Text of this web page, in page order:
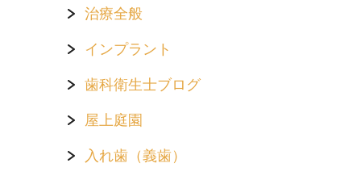
治療全般
インプラント
歯科衛生士ブログ
屋上庭園
入れ歯（義歯）